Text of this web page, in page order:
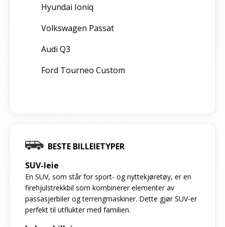
Hyundai Ioniq
Volkswagen Passat
Audi Q3
Ford Tourneo Custom
BESTE BILLEIETYPER
SUV-leie
En SUV, som står for sport- og nyttekjøretøy, er en
firehjulstrekkbil som kombinerer elementer av
passasjerbiler og terrengmaskiner. Dette gjør SUV-er
perfekt til utflukter med familien.